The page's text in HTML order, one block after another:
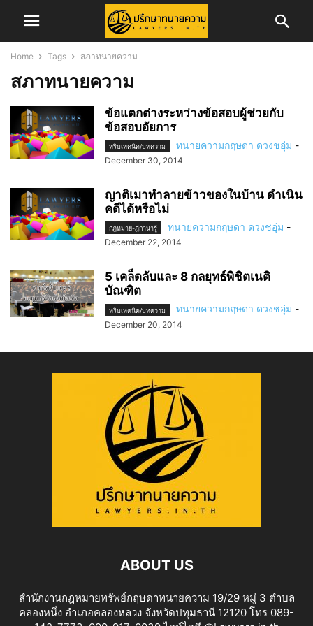
Home Tags สภาทนายความ
สภาทนายความ
ข้อแตกต่างระหว่างข้อสอบผู้ช่วยกับ
ข้อสอบอัยการ
ทริบเทคนิค/บทความ ทนายความกฤษดา ดวงชอุ่ม -
December 30, 2014
ญาติเมาทำลายข้าวของในบ้าน ดำเนิน
คดีได้หรือไม่
กฎหมาย-ฎีกาน่ารู้ ทนายความกฤษดา ดวงชอุ่ม -
December 22, 2014
5 เคล็ดลับและ 8 กลยุทธ์พิชิตเนติ
บัณฑิต
ทริบเทคนิค/บทความ ทนายความกฤษดา ดวงชอุ่ม -
December 20, 2014
ABOUT US
สำนักงานกฎหมายทรัพย์กฤษดาทนายความ 19/29 หมู่ 3 ตำบล
คลองหนึ่ง อำเภอคลองหลวง จังหวัดปทุมธานี 12120 โทร 089-